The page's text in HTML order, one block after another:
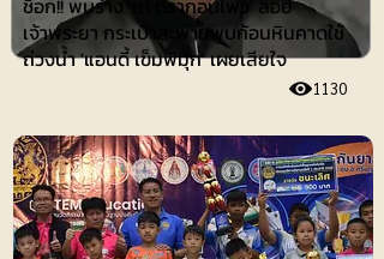
ช็อก!! พบร่าง 'เต้ ดรากอนไฟว์' ลอย
เจ้าพระยา กระเป๋าสะพายพบก้อนหินคาดใช้
ถ่วงน้ำ 'แอนดี้ เข็มพิมุก' เผยเสียใจ
1130